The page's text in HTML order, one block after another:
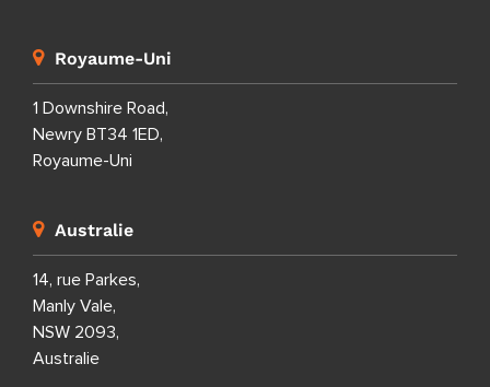
Royaume-Uni
1 Downshire Road,
Newry BT34 1ED,
Royaume-Uni
Australie
14, rue Parkes,
Manly Vale,
NSW 2093,
Australie